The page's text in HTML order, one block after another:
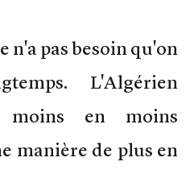
n'a pas besoin qu'on
L'Algérien
en moins
manière de plus en